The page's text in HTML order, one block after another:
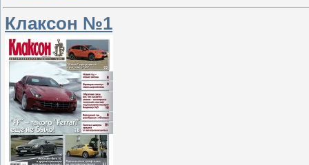
Клаксон №1